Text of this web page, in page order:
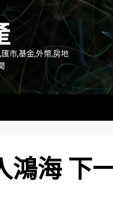
市,基金,外幣,房地
鴻海 下